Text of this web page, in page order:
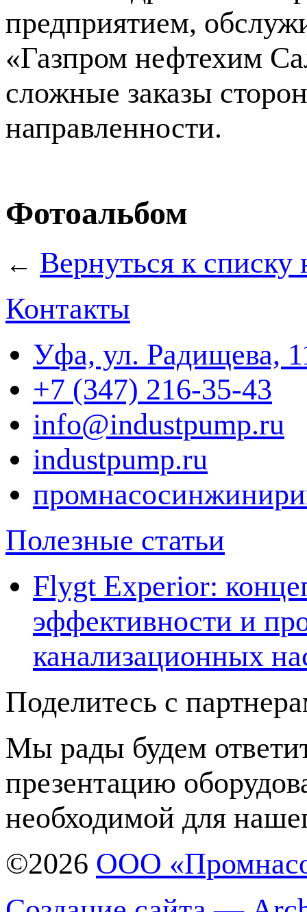
предприятием,
«Газпром нефтехим
сложные заказы
направленности.
Фотоальбом
← Вернуться к списку
Контакты
Уфа, ул. Радищева,
+7 (347) 216-35-43
info@industpump.ru
industpump.ru
Полезные статьи
Flygt Experior:
эффективности и
канализационных
Поделитесь с
Мы рады будем
презентацию
необходимой для
©2026 ООО